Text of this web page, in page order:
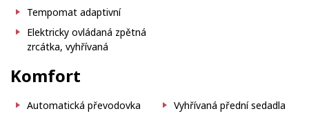
Tempomat adaptivní
Elektricky ovládaná zpětná
zrcátka, vyhřívaná
Komfort
Automatická převodovka
Vyhřívaná přední sedadla